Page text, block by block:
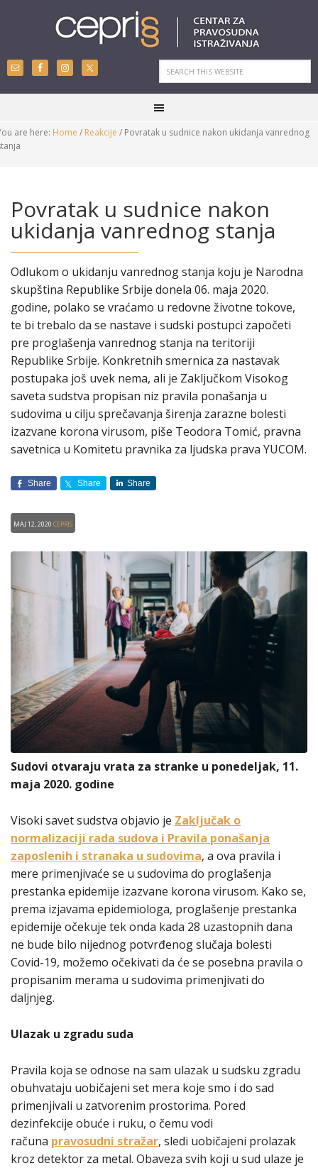
are here: Home / Reakcije / Povratak u sudnice nakon ukidanja vanrednog
Povratak u sudnice nakon
ukidanja vanrednog stanja
Odlukom o ukidanju vanrednog stanja koju je Narodna
skupština Republike Srbije donela 06. maja 2020.
godine, polako se vraćamo u redovne životne tokove,
te bi trebalo da se nastave i sudski postupci započeti
pre proglašenja vanrednog stanja na teritoriji
Republike Srbije. Konkretnih smernica za nastavak
postupaka još uvek nema, ali je Zaključkom Visokog
saveta sudstva propisan niz pravila ponašanja u
sudovima u cilju sprečavanja širenja zarazne bolesti
izazvane korona virusom, piše Teodora Tomić, pravna
savetnica u Komitetu pravnika za ljudska prava YUCOM.
Share Share Share
Maj 12, 2020CEPRIS
Sudovi otvaraju vrata za stranke u ponedeljak, 11.
maja 2020. godine
Visoki savet sudstva objavio je Zaključak o
normalizaciji rada sudova i Pravila ponašanja
zaposlenih i stranaka u sudovima, a ova pravila i
mere primenjivaće se u sudovima do proglašenja
prestanka epidemije izazvane korona virusom. Kako se,
prema izjavama epidemiologa, proglašenje prestanka
epidemije očekuje tek onda kada 28 uzastopnih dana
ne bude bilo nijednog potvrđenog slučaja bolesti
Covid-19, možemo očekivati da će se posebna pravila o
propisanim merama u sudovima primenjivati do
daljnjeg.
Ulazak u zgradu suda
Pravila koja se odnose na sam ulazak u sudsku zgradu
obuhvataju uobičajeni set mera koje smo i do sad
primenjivali u zatvorenim prostorima. Pored
dezinfekcije obuće i ruku, o čemu vodi
računa pravosudni stražar, sledi uobičajeni prolazak
kroz detektor za metal. Obaveza svih koji u sud ulaze je